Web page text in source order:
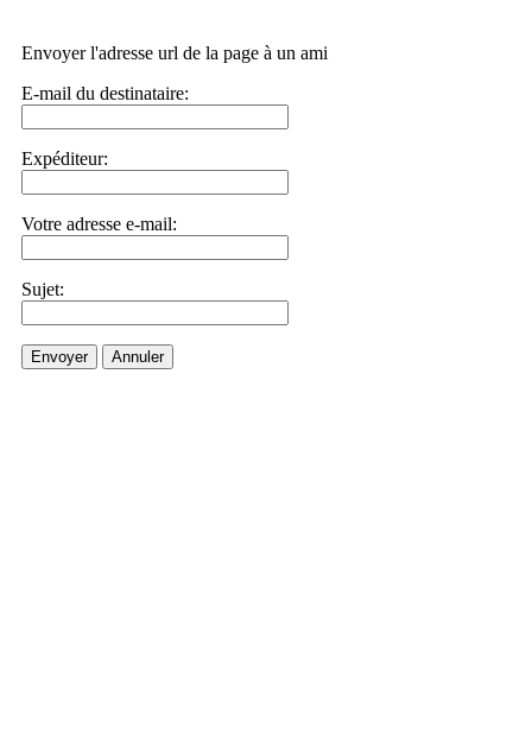
Envoyer l'adresse url de la page à un ami
E-mail du destinataire:
Expéditeur:
Votre adresse e-mail:
Sujet:
Envoyer Annuler